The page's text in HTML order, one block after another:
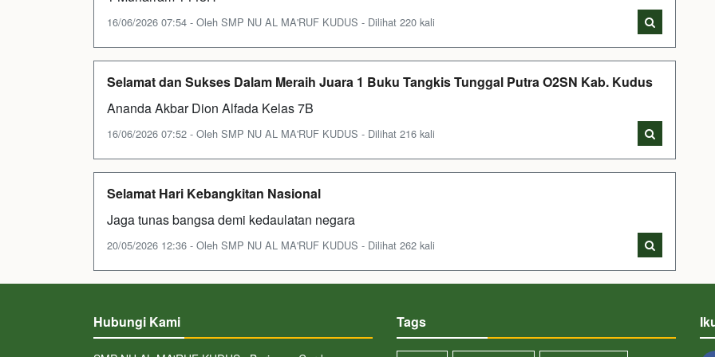
16/06/2026 07:54 - Oleh SMP NU AL MA'RUF KUDUS - Dilihat 220 kali
Selamat dan Sukses Dalam Meraih Juara 1 Buku Tangkis Tunggal Putra O2SN Kab. Kudus
Ananda Akbar Dion Alfada Kelas 7B
16/06/2026 07:52 - Oleh SMP NU AL MA'RUF KUDUS - Dilihat 216 kali
Selamat Hari Kebangkitan Nasional
Jaga tunas bangsa demi kedaulatan negara
20/05/2026 12:36 - Oleh SMP NU AL MA'RUF KUDUS - Dilihat 262 kali
Hubungi Kami Tags